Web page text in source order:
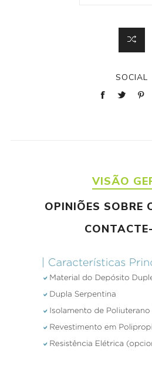
SOCIAL
VISÃO
OPINIÕES SOBRE